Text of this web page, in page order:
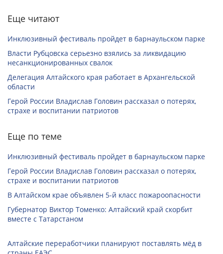
Еще читают
Инклюзивный фестиваль пройдет в барнаульском парке
Власти Рубцовска серьезно взялись за ликвидацию
несанкционированных свалок
Делегация Алтайского края работает в Архангельской
области
Герой России Владислав Головин рассказал о потерях,
страхе и воспитании патриотов
Еще по теме
Инклюзивный фестиваль пройдет в барнаульском парке
Герой России Владислав Головин рассказал о потерях,
страхе и воспитании патриотов
В Алтайском крае объявлен 5-й класс пожароопасности
Губернатор Виктор Томенко: Алтайский край скорбит
вместе с Татарстаном
Алтайские переработчики планируют поставлять мёд в